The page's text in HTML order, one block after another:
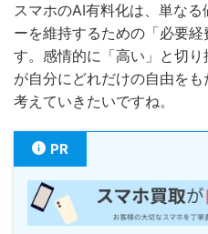
スマホのAI有料化は、単な
ーを維持するための「必要
す。感情的に「高い」と切
が自分にどれだけの自由を
考えていきたいですね。
PR